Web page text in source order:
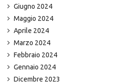
Giugno 2024
Maggio 2024
Aprile 2024
Marzo 2024
Febbraio 2024
Gennaio 2024
Dicembre 2023